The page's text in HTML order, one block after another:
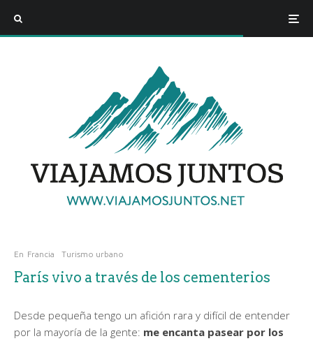
En Francia Turismo urbano
París vivo a través de los cementerios
Desde pequeña tengo un afición rara y difícil de entender
por la mayoría de la gente: me encanta pasear por los